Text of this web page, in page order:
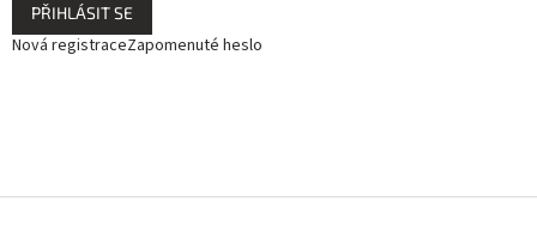
PŘIHLÁSIT SE
Nová registraceZapomenuté heslo